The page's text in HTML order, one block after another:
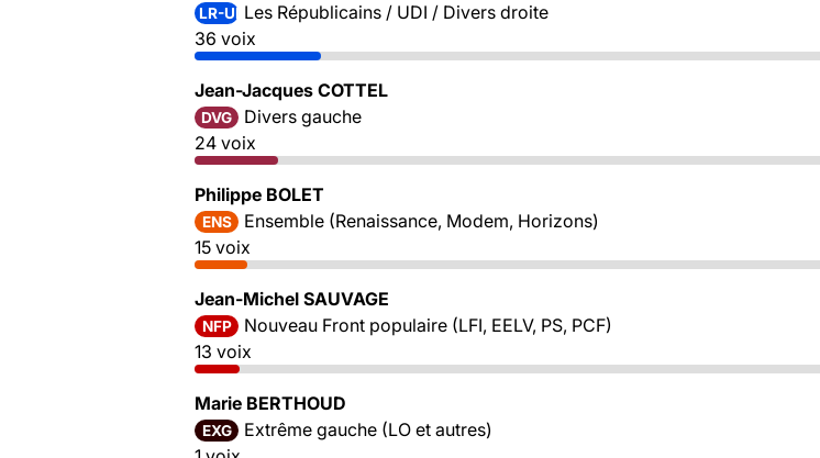
LR-UDI-DVDLes Républicains / UDI / Divers droite
36 voix
Jean-Jacques COTTEL
DVG
Divers gauche
24 voix
Philippe BOLET
ENS
Ensemble (Renaissance, Modem, Horizons)
15 voix
Jean-Michel SAUVAGE
NFP
Nouveau Front populaire (LFI, EELV, PS, PCF)
13 voix
Marie BERTHOUD
EXG
Extrême gauche (LO et autres)